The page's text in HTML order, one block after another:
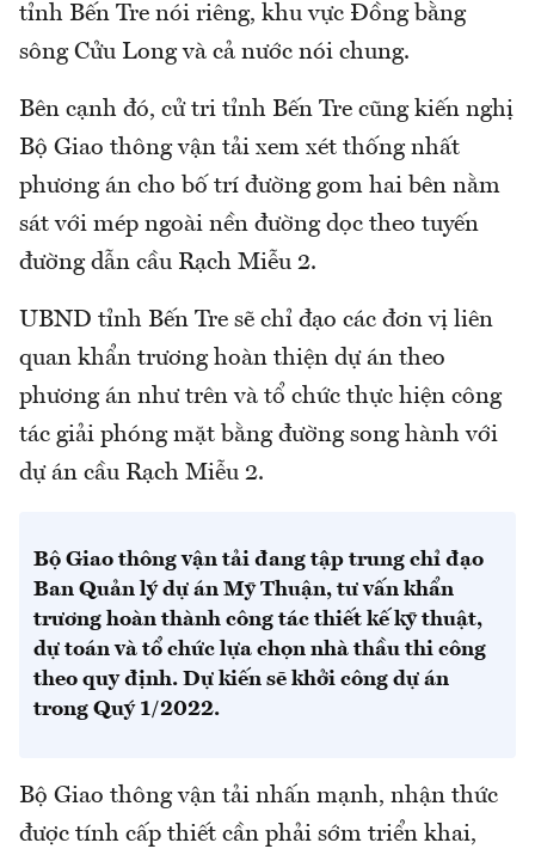
tỉnh Bến Tre nói riêng, khu vực Đồng bằng
sông Cửu Long và cả nước nói chung.
Bên cạnh đó, cử tri tỉnh Bến Tre cũng kiến nghị
Bộ Giao thông vận tải xem xét thống nhất
phương án cho bố trí đường gom hai bên nằm
sát với mép ngoài nền đường dọc theo tuyến
đường dẫn cầu Rạch Miễu 2.
UBND tỉnh Bến Tre sẽ chỉ đạo các đơn vị liên
quan khẩn trương hoàn thiện dự án theo
phương án như trên và tổ chức thực hiện công
tác giải phóng mặt bằng đường song hành với
dự án cầu Rạch Miễu 2.
Bộ Giao thông vận tải đang tập trung chỉ đạo
Ban Quản lý dự án Mỹ Thuận, tư vấn khẩn
trương hoàn thành công tác thiết kế kỹ thuật,
dự toán và tổ chức lựa chọn nhà thầu thi công
theo quy định. Dự kiến sẽ khởi công dự án
trong Quý 1/2022.
Bộ Giao thông vận tải nhấn mạnh, nhận thức
được tính cấp thiết cần phải sớm triển khai,